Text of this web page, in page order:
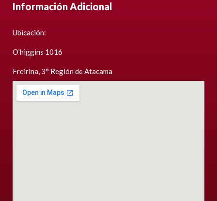
Información Adicional
Ubicación:
O'higgins 1016
Freirina, 3° Región de Atacama